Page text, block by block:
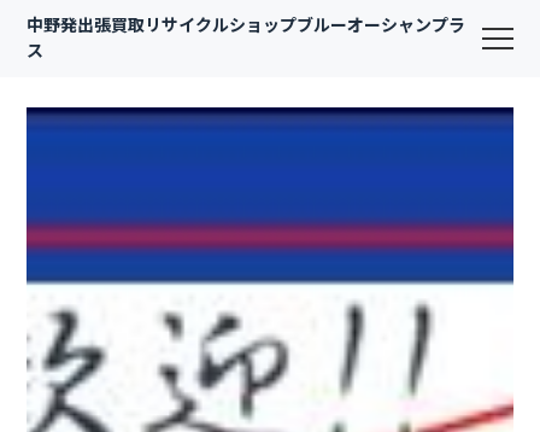
中野発出張買取リサイクルショップブルーオーシャンプラ
ス